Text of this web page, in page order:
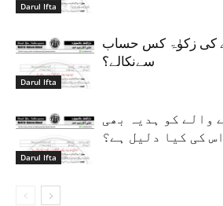
Darul Ifta
Darul Ifta
کی زکوٰۃ کس حساب
سےنکالے؟
Darul Ifta
والے کو ہدیہ بھی
کی کیا دلیل ہے؟